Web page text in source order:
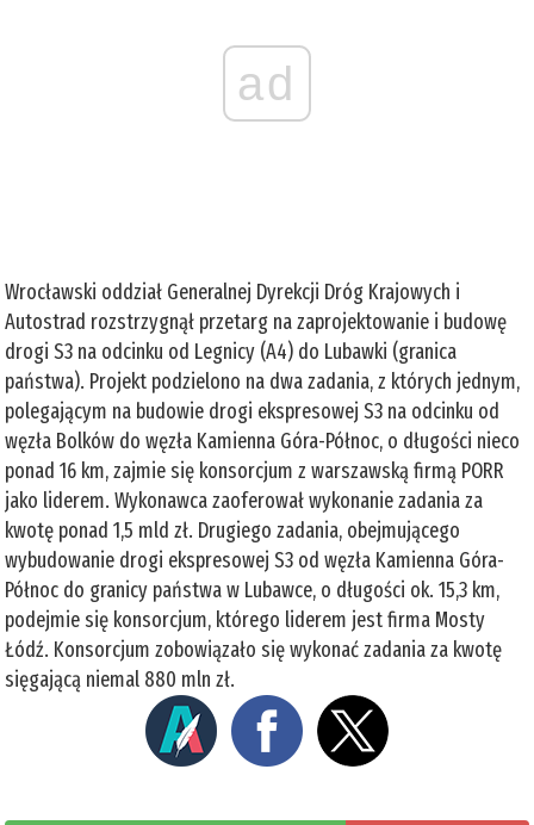
ad
Wrocławski oddział Generalnej Dyrekcji Dróg Krajowych i
Autostrad rozstrzygnął przetarg na zaprojektowanie i budowę
drogi S3 na odcinku od Legnicy (A4) do Lubawki (granica
państwa). Projekt podzielono na dwa zadania, z których jednym,
polegającym na budowie drogi ekspresowej S3 na odcinku od
węzła Bolków do węzła Kamienna Góra-Północ, o długości nieco
ponad 16 km, zajmie się konsorcjum z warszawską firmą PORR
jako liderem. Wykonawca zaoferował wykonanie zadania za
kwotę ponad 1,5 mld zł. Drugiego zadania, obejmującego
wybudowanie drogi ekspresowej S3 od węzła Kamienna Góra-
Północ do granicy państwa w Lubawce, o długości ok. 15,3 km,
podejmie się konsorcjum, którego liderem jest firma Mosty
Łódź. Konsorcjum zobowiązało się wykonać zadania za kwotę
sięgającą niemal 880 mln zł.